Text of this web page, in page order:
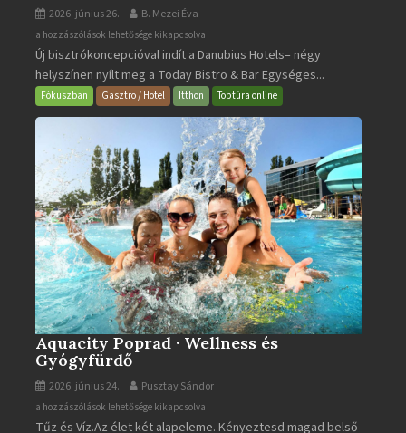
2026. június 26. B. Mezei Éva
Today
Bistro
&
Bar
bejegyzéshez
a hozzászólások lehetősége kikapcsolva
Új bisztrókoncepcióval indít a Danubius Hotels– négy
helyszínen nyílt meg a Today Bistro & Bar Egységes...
Fókuszban Gasztro / Hotel Itthon Toptúra online
Aquacity Poprad · Wellness és
Gyógyfürdő
2026. június 24. Pusztay Sándor
Aquacity
Poprad
a hozzászólások lehetősége kikapcsolva
Tűz és Víz.Az élet két alapeleme. Kényeztesd magad belső